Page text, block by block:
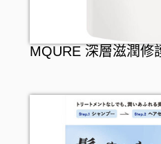
MQURE 深層滋潤修